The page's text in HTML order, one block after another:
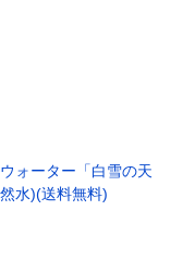
ォーター「白雪の天
水)(送料無料)